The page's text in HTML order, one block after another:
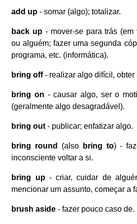
add up - somar (algo); totalizar.
back up - mover-se para trás
ou alguém; fazer uma segunda
programa, etc. (informática).
bring off- realizar algo difícil, obter
bring on - causar algo, ser o
(geralmente algo desagradável).
bring out - publicar; enfatizar algo.
bring round (also bring to) -
inconsciente voltar a si.
bring up- criar, cuidar de
mencionar um assunto, começar a
brush aside- fazer pouco caso de.